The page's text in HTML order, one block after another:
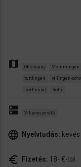
map Offenburg Memmingen
tuttlingen villingen-
Dortmund Köln
dns Villanyszerelő
language Nyelvtudás: kevés
euro_symbol Fizetés: 18- €-tol